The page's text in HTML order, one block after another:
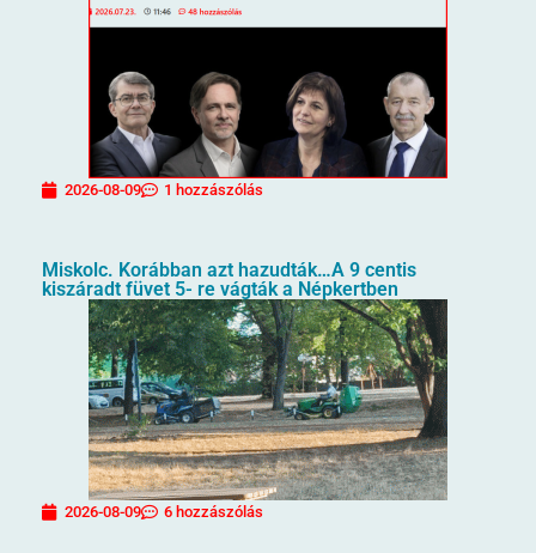
2026-08-09 1 hozzászólás
Miskolc. Korábban azt hazudták…A 9 centis
kiszáradt füvet 5- re vágták a Népkertben
2026-08-09 6 hozzászólás